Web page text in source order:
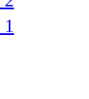
1